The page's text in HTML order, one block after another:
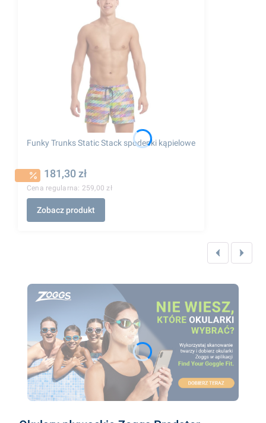
Funky Trunks Static Stack spodenki kąpielowe
181,30 zł
Cena regularna: 259,00 zł
Zobacz produkt